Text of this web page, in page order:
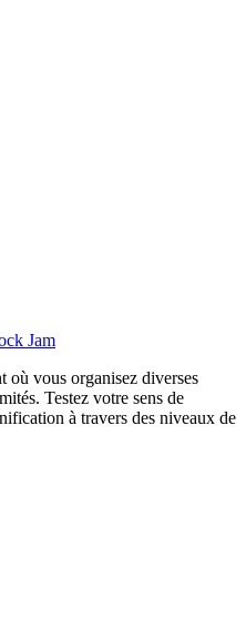
Jam
où vous organisez diverses
Testez votre sens de
à travers des niveaux de